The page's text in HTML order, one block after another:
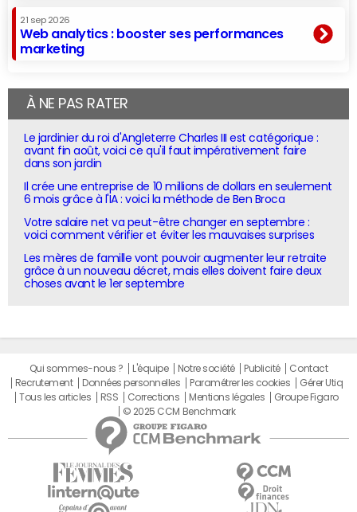
21 sep 2026
Web analytics : booster ses performances
marketing
À NE PAS RATER
Le jardinier du roi d'Angleterre Charles III est catégorique :
avant fin août, voici ce qu'il faut impérativement faire
dans son jardin
Il crée une entreprise de 10 millions de dollars en seulement
6 mois grâce à l'IA : voici la méthode de Ben Broca
Votre salaire net va peut-être changer en septembre :
voici comment vérifier et éviter les mauvaises surprises
Les mères de famille vont pouvoir augmenter leur retraite
grâce à un nouveau décret, mais elles doivent faire deux
choses avant le 1er septembre
Qui sommes-nous ? L'équipe Notre société Publicité
Contact
Recrutement
Données personnelles Paramétrer les cookies
Gérer Utiq
Tous les articles
RSS Corrections Mentions légales
Groupe Figaro
© 2025 CCM Benchmark